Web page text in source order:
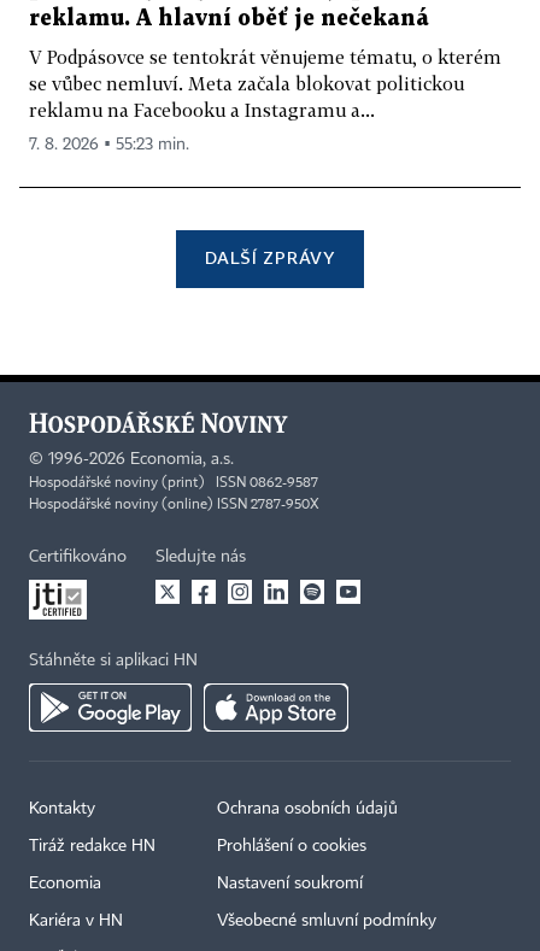
reklamu. A hlavní oběť je nečekaná
V Podpásovce se tentokrát věnujeme tématu, o kterém
se vůbec nemluví. Meta začala blokovat politickou
reklamu na Facebooku a Instagramu a...
7. 8. 2026 ▪ 55:23 min.
DALŠÍ ZPRÁVY
© 1996-2026 Economia, a.s.
Hospodářské noviny (print) ISSN 0862-9587
Hospodářské noviny (online) ISSN 2787-950X
Certifikováno Sledujte nás
Stáhněte si aplikaci HN
Kontakty
Tiráž redakce HN
Economia
Kariéra v HN
Ochrana osobních údajů
Prohlášení o cookies
Nastavení soukromí
Všeobecné smluvní podmínky